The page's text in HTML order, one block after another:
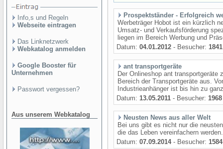
Info,s und Regeln
Webseite eintragen
Das Linknetzwerk
Webkatalog anmelden
Google Booster für
Unternehmen
Passwort vergessen?
Aus unserem Webkatalog
Prospektständer - Erfolgreich
Werbeträger Hobot ist ein kürzlich
Umsatz- und Verkaufsförderung
liegen im Bereich Werbung und
Datum: 04.01.2012 - Besucher: 1841
ant transportgeräte
Der Onlineshop ant
Bereich der Transportgeräte aus.
Industrieanhänger ist bis hin zu
Datum: 13.05.2011 - Besucher: 1968
Neusten News aus aller Welt
Bei uns gibt es nicht nur die
die das Leben vereinfachern werden.
Datum: 07.09.2014- Besucher: 1584